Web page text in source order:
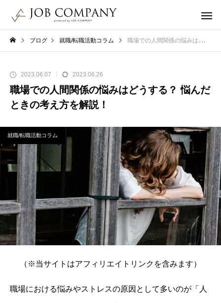
ブログ 就職/転職活動コラム 職場での人間関係の悩みはどうする？ 悩んだときの考え方を解説！
2023.06.07 2023.06.26
職場での人間関係の悩みはどうする？ 悩んだ
ときの考え方を解説！
就職/転職活動コラム
（※当サイトはアフィリエイトリンクを含みます）
職場における悩みやストレスの原因として多いのが「人